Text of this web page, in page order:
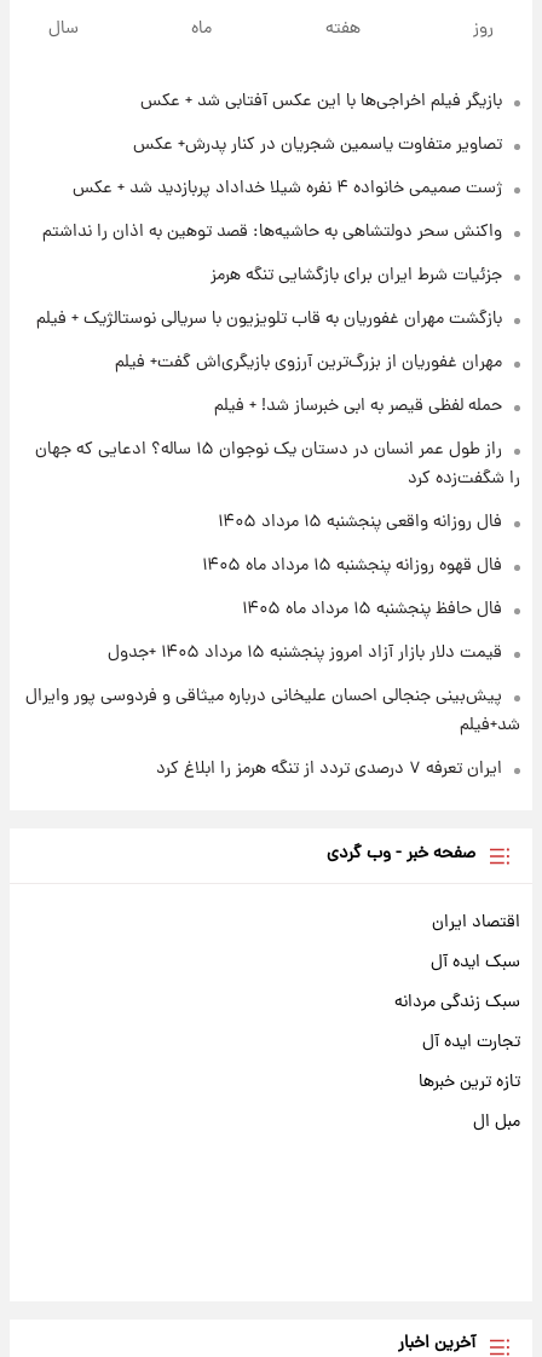
قیمت سکه و طلا فردا
۱۶ ساعت پیش
فال قهوه روزانه پنجشنبه ۱۵ مرداد ماه ۱۴۰۵
۱۸ ساعت پیش
فال روزانه واقعی پنجشنبه ۱۵ مرداد ۱۴۰۵
ارزش سهام عدالت برای امروز چهارشنبه ۱۴ مرداد
آغاز طرح جدید فروش مشارکت در تولید سایپا؛
نام خودرو، مبلغ پیش پرداخت و زمان تحویل |
روز هفته ماه سال
بازیگر فیلم اخراجی‌ها با این عکس آفتابی شد + عکس
تصاویر متفاوت یاسمین شجریان در کنار پدرش+ عکس
ژست صمیمی خانواده ۴ نفره شیلا خداداد پربازدید شد + عکس
واکنش سحر دولتشاهی به حاشیه‌ها: قصد توهین به اذان را نداشتم
جزئیات شرط ایران برای بازگشایی تنگه هرمز
بازگشت مهران غفوریان به قاب تلویزیون با سریالی نوستالژیک + فیلم
مهران غفوریان از بزرگ‌ترین آرزوی بازیگری‌اش گفت+ فیلم
حمله لفظی قیصر به ابی خبرساز شد! + فیلم
راز طول عمر انسان در دستان یک نوجوان ۱۵ ساله؟ ادعایی که جهان
را شگفت‌زده کرد
فال روزانه واقعی پنجشنبه ۱۵ مرداد ۱۴۰۵
فال قهوه روزانه پنجشنبه ۱۵ مرداد ماه ۱۴۰۵
فال حافظ پنجشنبه ۱۵ مرداد ماه ۱۴۰۵
قیمت دلار بازار آزاد امروز پنجشنبه ۱۵ مرداد ۱۴۰۵ +جدول
پیش‌بینی جنجالی احسان علیخانی درباره میثاقی و فردوسی پور وایرال
شد+فیلم
ایران تعرفه ۷ درصدی تردد از تنگه هرمز را ابلاغ کرد
صفحه خبر - وب گردی
اقتصاد ایران
سبک ایده آل
سبک زندگی مردانه
تجارت ایده آل
تازه ترین خبرها
مبل ال
آخرین اخبار